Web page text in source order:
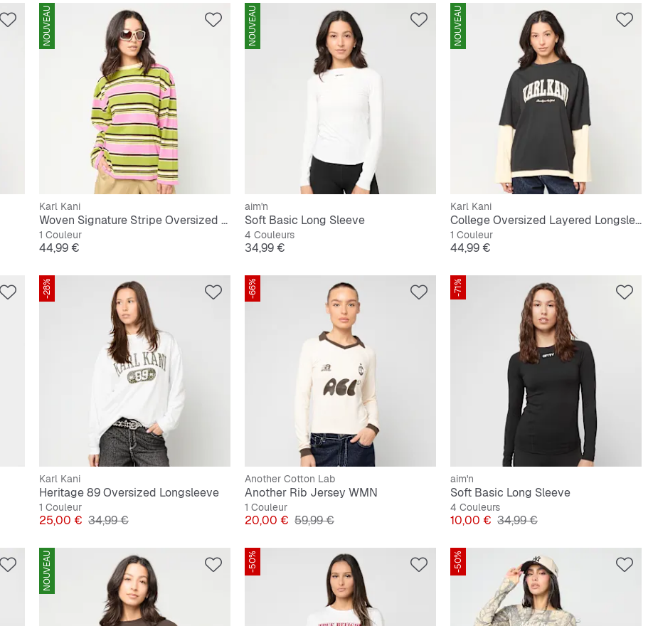
NOUVEAU
Karl Kani
Woven Signature Stripe Oversized Longsleeve
1 Couleur
Prix
44,99 €
NOUVEAU
aim'n
Soft Basic Long Sleeve
4 Couleurs
Prix
34,99 €
NOUVEAU
Karl Kani
College Oversized Layered Longsleeve
1 Couleur
Prix
44,99 €
-28%
Karl Kani
Heritage 89 Oversized Longsleeve
1 Couleur
Prix
25,00 € Prix original
34,99 €
-66%
Another Cotton Lab
Another Rib Jersey WMN
1 Couleur
Prix
20,00 € Prix original
59,99 €
-71%
aim'n
Soft Basic Long Sleeve
4 Couleurs
Prix
10,00 € Prix original
34,99 €
NOUVEAU -50% -50%